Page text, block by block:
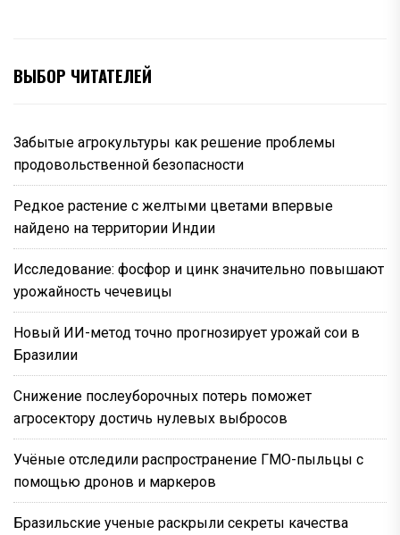
ВЫБОР ЧИТАТЕЛЕЙ
Забытые агрокультуры как решение проблемы
продовольственной безопасности
Редкое растение с желтыми цветами впервые
найдено на территории Индии
Исследование: фосфор и цинк значительно повышают
урожайность чечевицы
Новый ИИ-метод точно прогнозирует урожай сои в
Бразилии
Снижение послеуборочных потерь поможет
агросектору достичь нулевых выбросов
Учёные отследили распространение ГМО-пыльцы с
помощью дронов и маркеров
Бразильские ученые раскрыли секреты качества